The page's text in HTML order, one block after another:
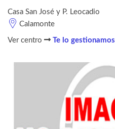
Casa San José y P. Leocadio
Calamonte
Ver centro Te lo gestionamos